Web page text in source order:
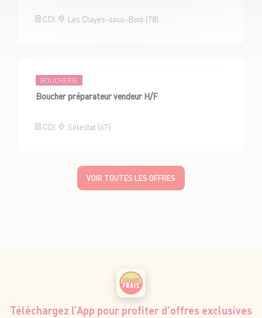
CDI Les Clayes-sous-Bois (78)
BOUCHERIE
Boucher préparateur vendeur H/F
CDI Sélestat (67)
VOIR TOUTES LES OFFRES
Téléchargez l’App pour profiter d’offres exclusives